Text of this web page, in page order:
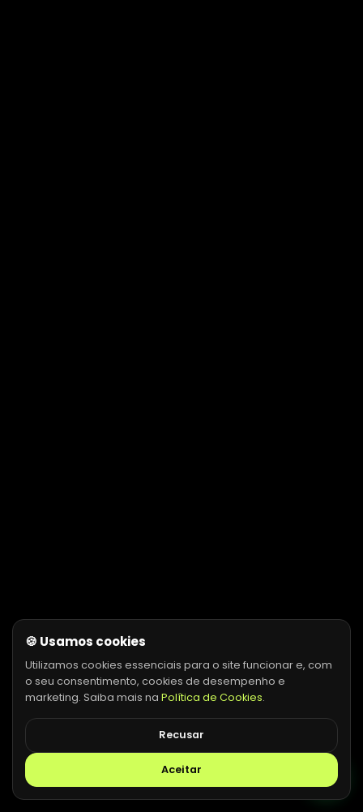
🍪 Usamos cookies
Utilizamos cookies essenciais para o site funcionar e, com
o seu consentimento, cookies de desempenho e
marketing. Saiba mais na Política de Cookies.
Recusar
Aceitar